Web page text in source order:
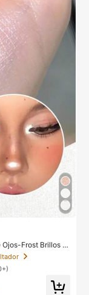
Frost Brillos M
Para Mujeres